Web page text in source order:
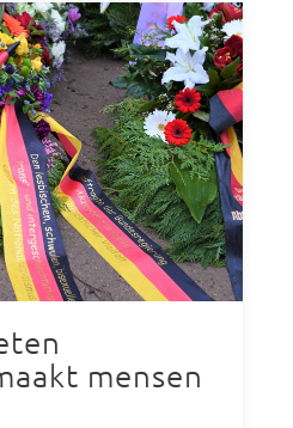
mensen